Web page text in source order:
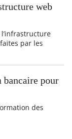
web
par les
bancaire pour
des